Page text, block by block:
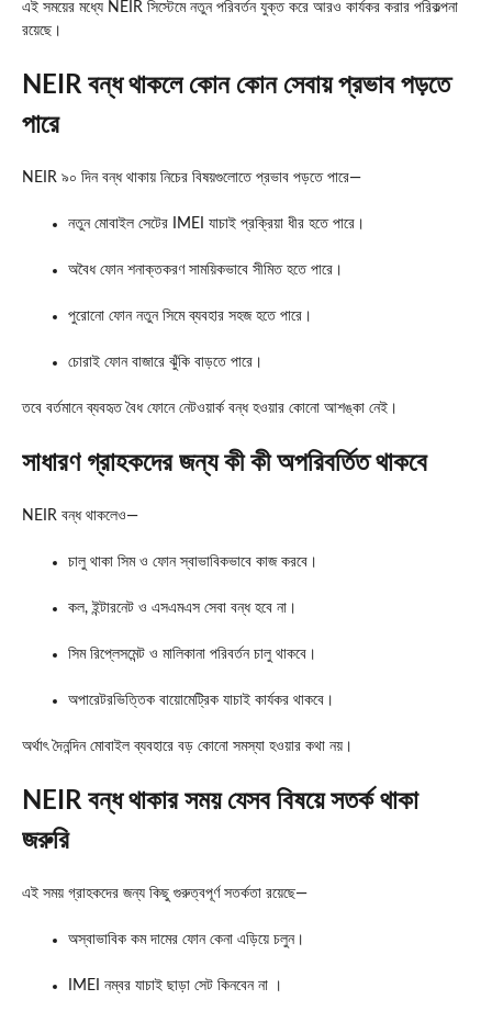
এই সময়ের মধ্যে NEIR সিস্টেমে নতুন পরিবর্তন যুক্ত করে আরও কার্যকর করার পরিকল্পনা
রয়েছে।
NEIR বন্ধ থাকলে কোন কোন সেবায় প্রভাব পড়তে
পারে
NEIR ৯০ দিন বন্ধ থাকায় নিচের বিষয়গুলোতে প্রভাব পড়তে পারে—
নতুন মোবাইল সেটের IMEI যাচাই প্রক্রিয়া ধীর হতে পারে।
অবৈধ ফোন শনাক্তকরণ সাময়িকভাবে সীমিত হতে পারে।
পুরোনো ফোন নতুন সিমে ব্যবহার সহজ হতে পারে।
চোরাই ফোন বাজারে ঝুঁকি বাড়তে পারে।
তবে বর্তমানে ব্যবহৃত বৈধ ফোনে নেটওয়ার্ক বন্ধ হওয়ার কোনো আশঙ্কা নেই।
সাধারণ গ্রাহকদের জন্য কী কী অপরিবর্তিত থাকবে
NEIR বন্ধ থাকলেও—
চালু থাকা সিম ও ফোন স্বাভাবিকভাবে কাজ করবে।
কল, ইন্টারনেট ও এসএমএস সেবা বন্ধ হবে না।
সিম রিপ্লেসমেন্ট ও মালিকানা পরিবর্তন চালু থাকবে।
অপারেটরভিত্তিক বায়োমেট্রিক যাচাই কার্যকর থাকবে।
অর্থাৎ দৈনন্দিন মোবাইল ব্যবহারে বড় কোনো সমস্যা হওয়ার কথা নয়।
NEIR বন্ধ থাকার সময় যেসব বিষয়ে সতর্ক থাকা
জরুরি
এই সময় গ্রাহকদের জন্য কিছু গুরুত্বপূর্ণ সতর্কতা রয়েছে—
অস্বাভাবিক কম দামের ফোন কেনা এড়িয়ে চলুন।
IMEI নম্বর যাচাই ছাড়া সেট কিনবেন না ।